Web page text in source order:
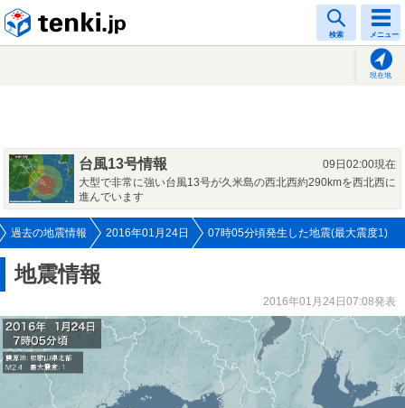
検索 メニュー
現在地
台風13号情報
09日02:00現在
大型で非常に強い台風13号が久米島の西北西約290kmを西北西に
進んでいます
過去の地震情報 2016年01月24日 07時05分頃発生した地震(最大震度1)
地震情報
2016年01月24日07:08発表